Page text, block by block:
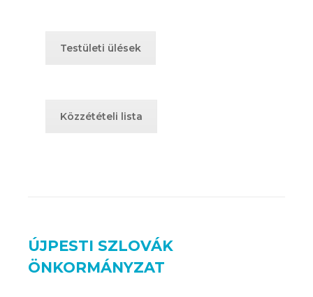
Testületi ülések
Közzétételi lista
ÚJPESTI SZLOVÁK
ÖNKORMÁNYZAT